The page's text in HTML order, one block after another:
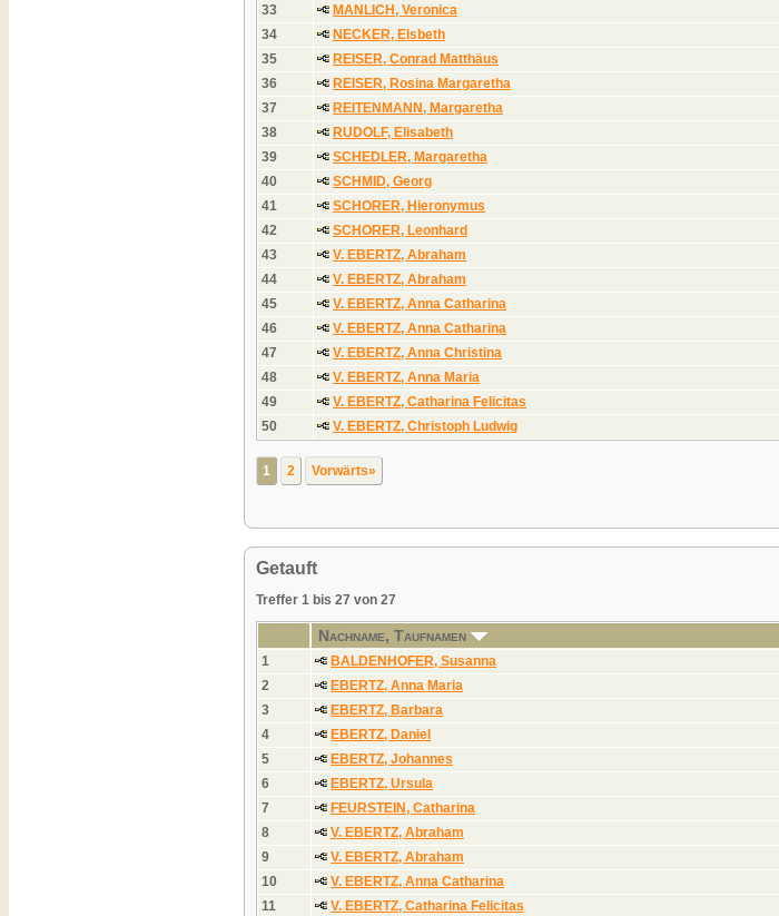
33
MANLICH, Veronica
34
NECKER, Elsbeth
35
REISER, Conrad Matthäus
36
REISER, Rosina Margaretha
37
REITENMANN, Margaretha
38
RUDOLF, Elisabeth
39
SCHEDLER, Margaretha
40
SCHMID, Georg
41
SCHORER, Hieronymus
42
SCHORER, Leonhard
43
V. EBERTZ, Abraham
44
V. EBERTZ, Abraham
45
V. EBERTZ, Anna Catharina
46
V. EBERTZ, Anna Catharina
47
V. EBERTZ, Anna Christina
48
V. EBERTZ, Anna Maria
49
V. EBERTZ, Catharina Felicitas
50
V. EBERTZ, Christoph Ludwig
1 2 Vorwärts»
Getauft
Treffer 1 bis 27 von 27
Nachname, Taufnamen
1
BALDENHOFER, Susanna
2
EBERTZ, Anna Maria
3
EBERTZ, Barbara
4
EBERTZ, Daniel
5
EBERTZ, Johannes
6
EBERTZ, Ursula
7
FEURSTEIN, Catharina
8
V. EBERTZ, Abraham
9
V. EBERTZ, Abraham
10
V. EBERTZ, Anna Catharina
11
V. EBERTZ, Catharina Felicitas